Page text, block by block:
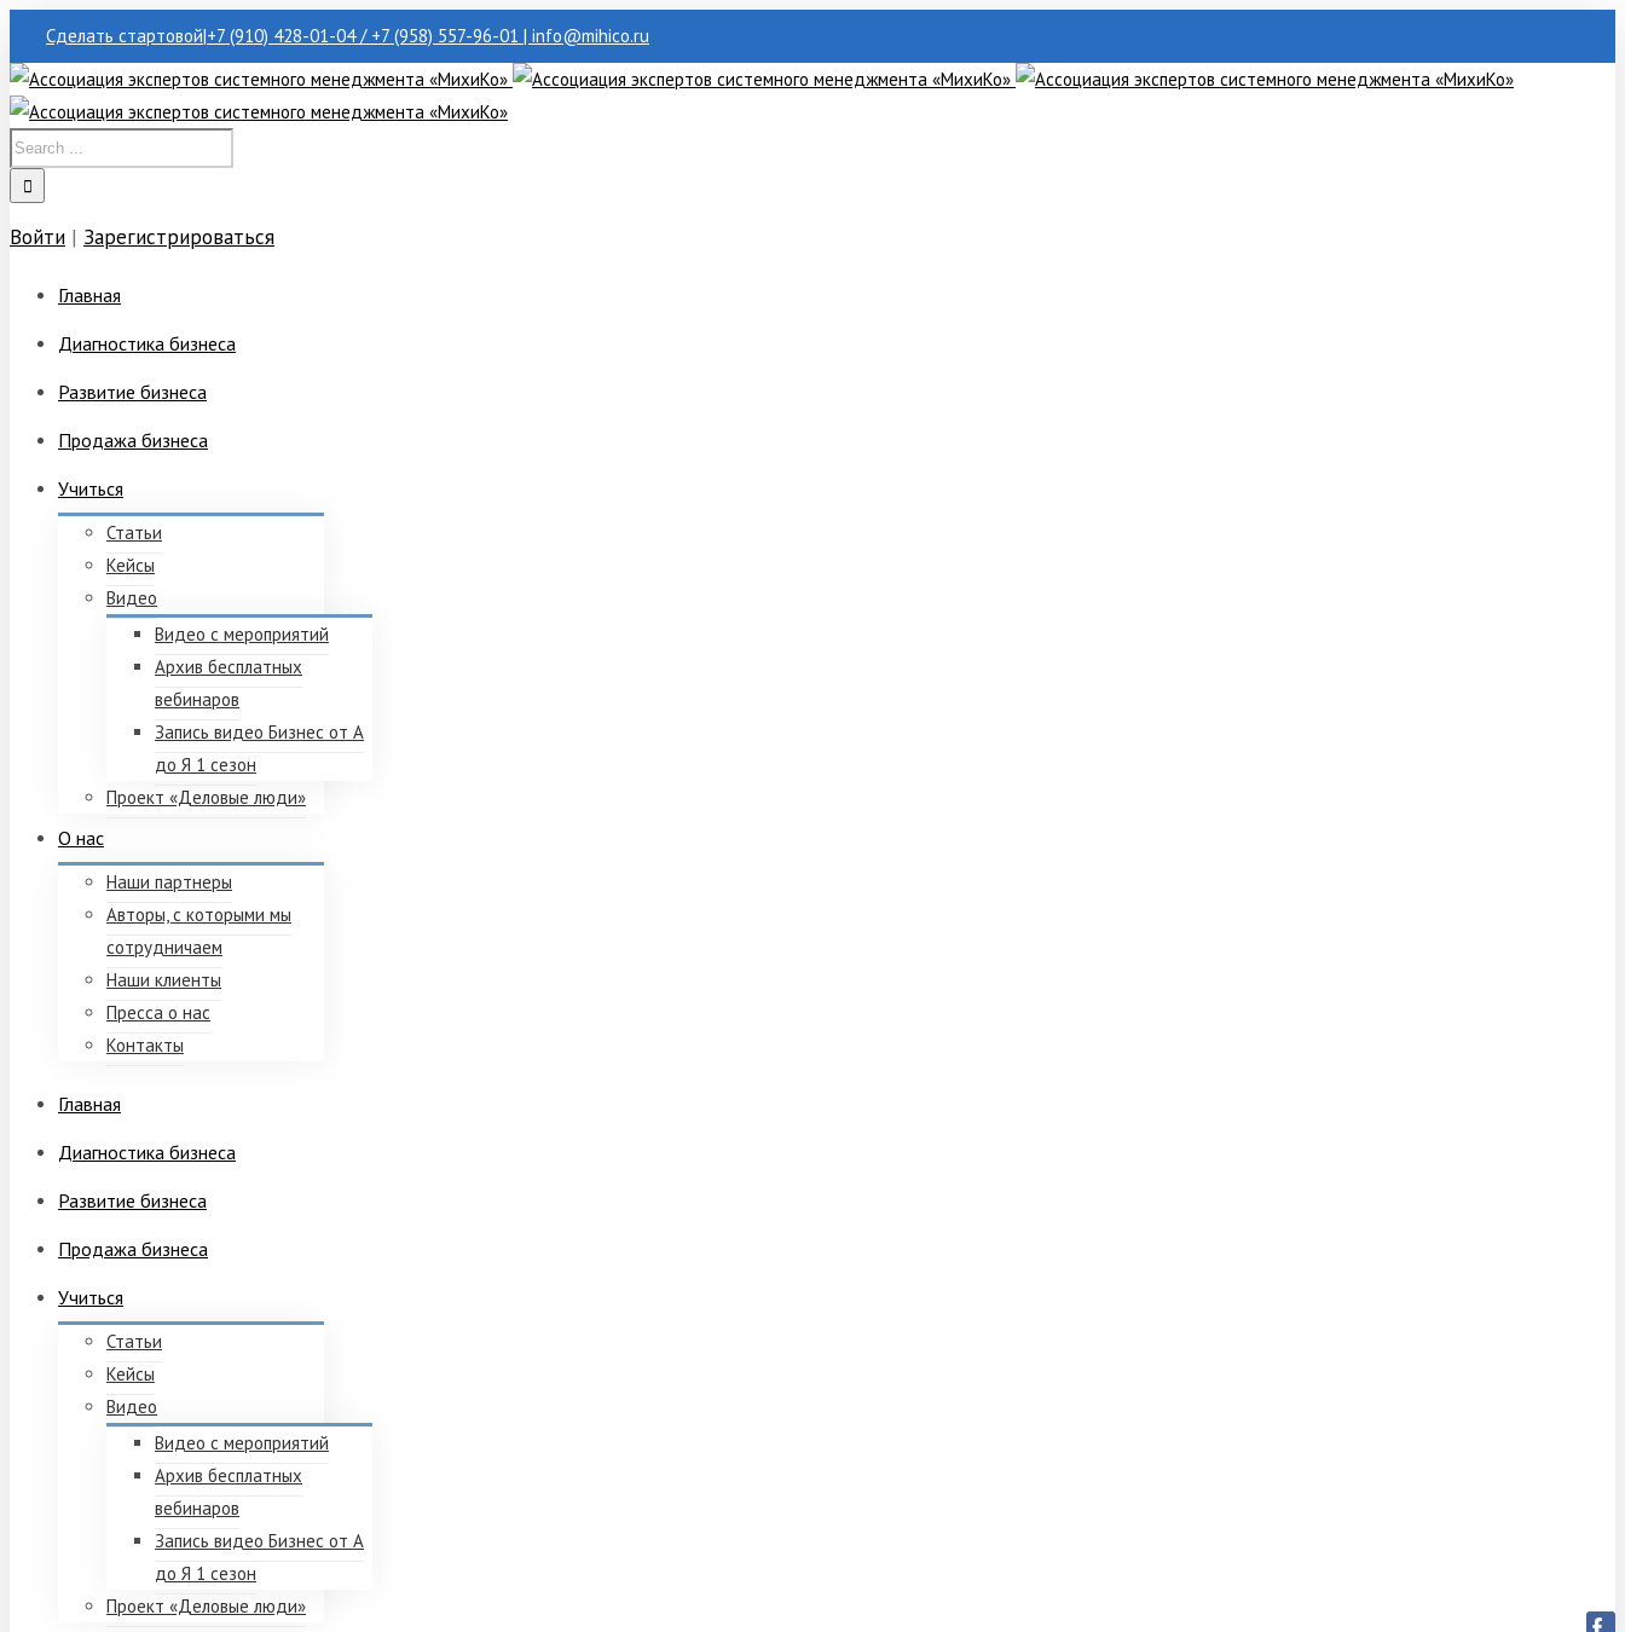
Сделать стартовой|+7 (910) 428-01-04 / +7 (958) 557-96-01 | info@mihico.ru
Войти | Зарегистрироваться
Главная
Диагностика бизнеса
Развитие бизнеса
Продажа бизнеса
Учиться
Статьи
Кейсы
Видео
Видео с мероприятий
Архив бесплатных
вебинаров
Запись видео Бизнес от А
до Я 1 сезон
Проект «Деловые люди»
О нас
Наши партнеры
Авторы, с которыми мы
сотрудничаем
Наши клиенты
Пресса о нас
Контакты
Главная
Диагностика бизнеса
Развитие бизнеса
Продажа бизнеса
Учиться
Статьи
Кейсы
Видео
Видео с мероприятий
Архив бесплатных
вебинаров
Запись видео Бизнес от А
до Я 1 сезон
Проект «Деловые люди»